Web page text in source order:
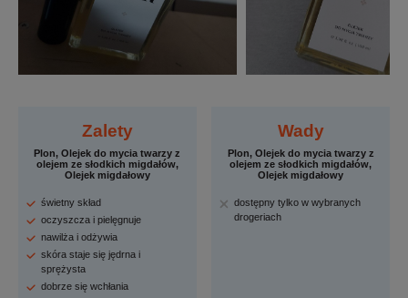
Zalety
Plon, Olejek do mycia twarzy z
olejem ze słodkich migdałów,
Olejek migdałowy
świetny skład
oczyszcza i pielęgnuje
nawilża i odżywia
skóra staje się jędrna i
sprężysta
dobrze się wchłania
Wady
Plon, Olejek do mycia twarzy z
olejem ze słodkich migdałów,
Olejek migdałowy
dostępny tylko w wybranych
drogeriach